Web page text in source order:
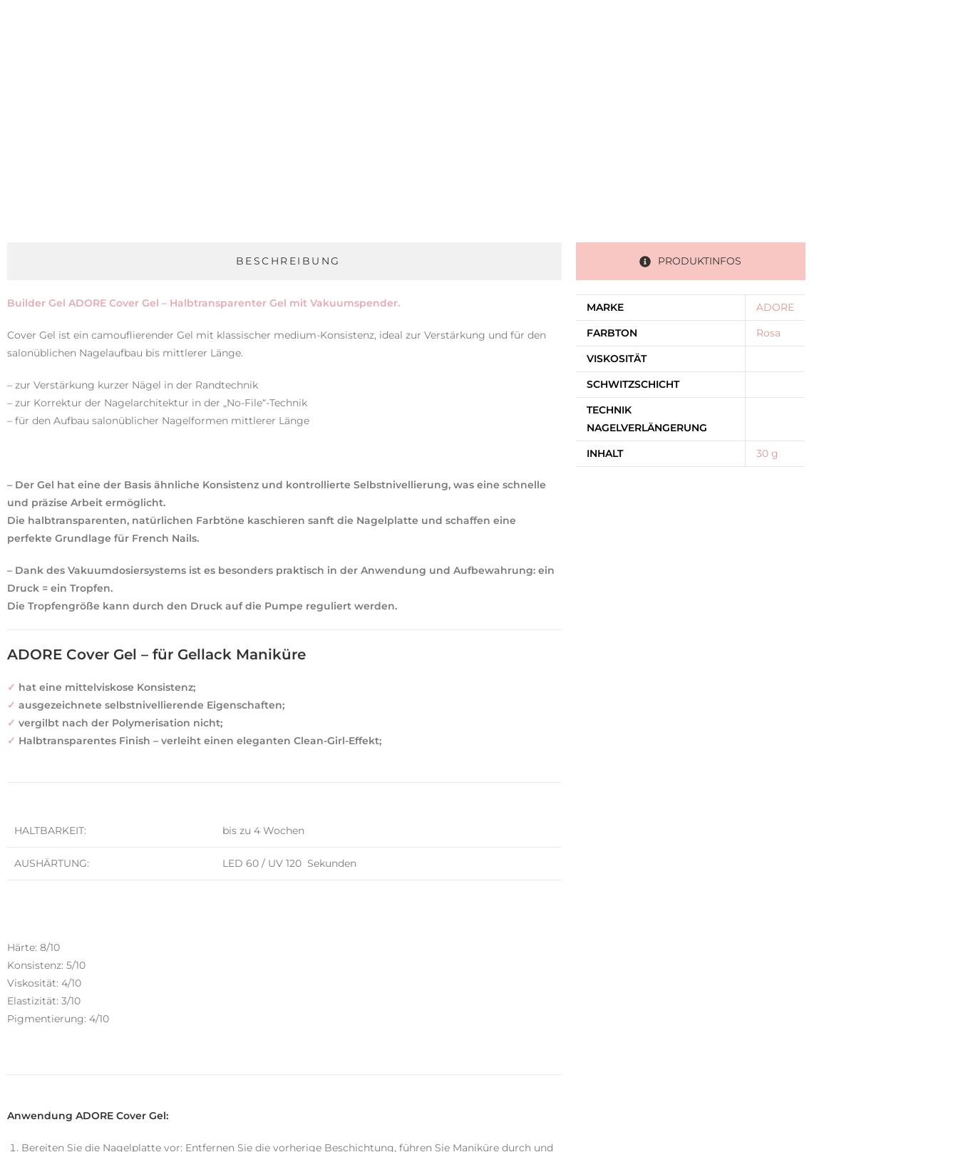
BESCHREIBUNG
Builder Gel ADORE Cover Gel – Halbtransparenter Gel mit Vakuumspender.
Cover Gel ist ein camouflierender Gel mit klassischer medium-Konsistenz, ideal zur Verstärkung und für den
salonüblichen Nagelaufbau bis mittlerer Länge.
– zur Verstärkung kurzer Nägel in der Randtechnik
– zur Korrektur der Nagelarchitektur in der „No-File“-Technik
– für den Aufbau salonüblicher Nagelformen mittlerer Länge
– Der Gel hat eine der Basis ähnliche Konsistenz und kontrollierte Selbstnivellierung, was eine schnelle
und präzise Arbeit ermöglicht.
Die halbtransparenten, natürlichen Farbtöne kaschieren sanft die Nagelplatte und schaffen eine
perfekte Grundlage für French Nails.
– Dank des Vakuumdosiersystems ist es besonders praktisch in der Anwendung und Aufbewahrung: ein
Druck = ein Tropfen.
Die Tropfengröße kann durch den Druck auf die Pumpe reguliert werden.
ADORE Cover Gel – für Gellack Maniküre
✓ hat eine mittelviskose Konsistenz;
✓ ausgezeichnete selbstnivellierende Eigenschaften;
✓ vergilbt nach der Polymerisation nicht;
✓ Halbtransparentes Finish – verleiht einen eleganten Clean-Girl-Effekt;
HALTBARKEIT: bis zu 4 Wochen
AUSHÄRTUNG: LED 60 / UV 120 Sekunden
Härte: 8/10
Konsistenz: 5/10
Viskosität: 4/10
Elastizität: 3/10
Pigmentierung: 4/10
Anwendung ADORE Cover Gel:
Bereiten Sie die Nagelplatte vor: Entfernen Sie die vorherige Beschichtung, führen Sie Maniküre durch und
PRODUKTINFOS
MARKE
ADORE
FARBTON
Rosa
VISKOSITÄT
SCHWITZSCHICHT
TECHNIK
NAGELVERLÄNGERUNG
INHALT
30 g